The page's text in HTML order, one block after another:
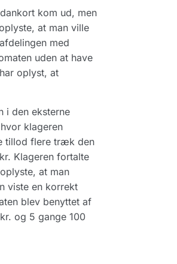
kom ud, men
at man ville
med
uden at have
oplyst, at
i den eksterne
klageren
tillod flere træk den
Klageren fortalte
at man
viste en korrekt
blev benyttet af
og 5 gange 100